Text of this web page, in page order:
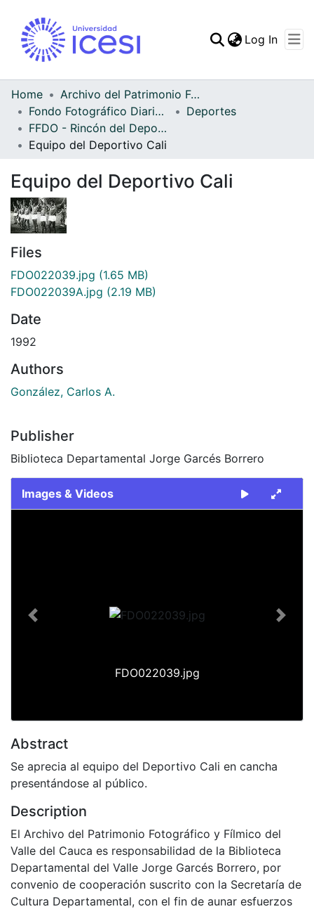
Statistics
Log In
Home
Archivo del Patrimonio Fotográfico y Fílmico del Valle del Cauca
Fondo Fotográfico Diario Occidente
Deportes
FFDO - Rincón del Deportivo Cali - Patrimonial
Equipo del Deportivo Cali
Equipo del Deportivo Cali
Files
FDO022039.jpg (1.65 MB)
FDO022039A.jpg (2.19 MB)
Date
1992
Authors
González, Carlos A.
Publisher
Biblioteca Departamental Jorge Garcés Borrero
Images & Videos
FDO022039.jpg
Previous Next
Abstract
Se aprecia al equipo del Deportivo Cali en cancha
presentándose al público.
Description
El Archivo del Patrimonio Fotográfico y Fílmico del
Valle del Cauca es responsabilidad de la Biblioteca
Departamental del Valle Jorge Garcés Borrero, por
convenio de cooperación suscrito con la Secretaría de
Cultura Departamental, con el fin de aunar esfuerzos